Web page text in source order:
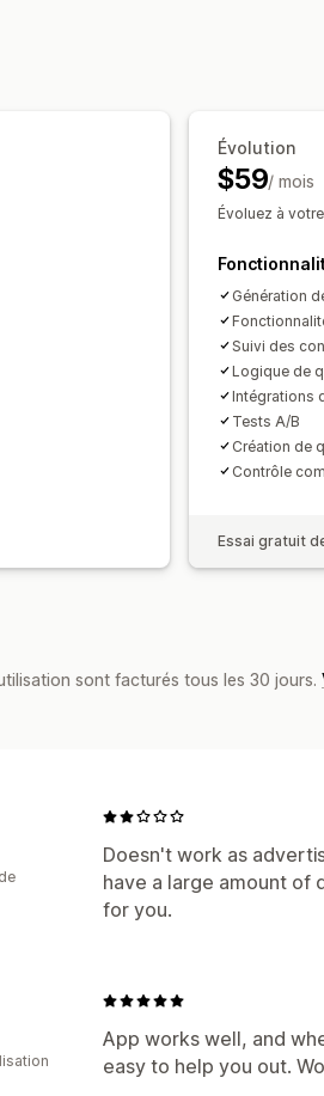
Recommandations de
Mise à niveau de
Analyses de données
Taux de
Entonnoir des
Évolution
$59/ mois
Évoluez à
Génération
Suivi des
Logique de
Intégrations
Tests A/B
Création de
Contrôle
Essai gratuit
sont facturés tous les 30 jours.
Doesn't work as
have a large amount of
for you.
App works well, and
easy to help you out.